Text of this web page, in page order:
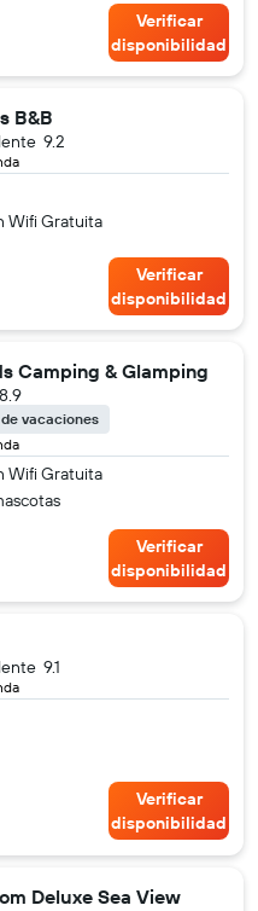
Verificar
disponibilidad
B&B
9.2
Wifi Gratuita
Verificar
disponibilidad
Camping & Glamping
8.9
vacaciones
Wifi Gratuita
Verificar
disponibilidad
9.1
Verificar
disponibilidad
Deluxe Sea View